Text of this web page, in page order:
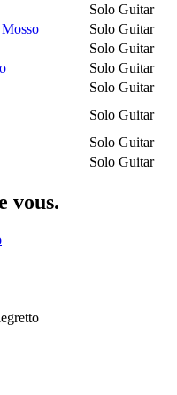
Solo Guitar
Solo Guitar
Solo Guitar
Solo Guitar
Solo Guitar
Solo Guitar
Solo Guitar
Solo Guitar
vous.